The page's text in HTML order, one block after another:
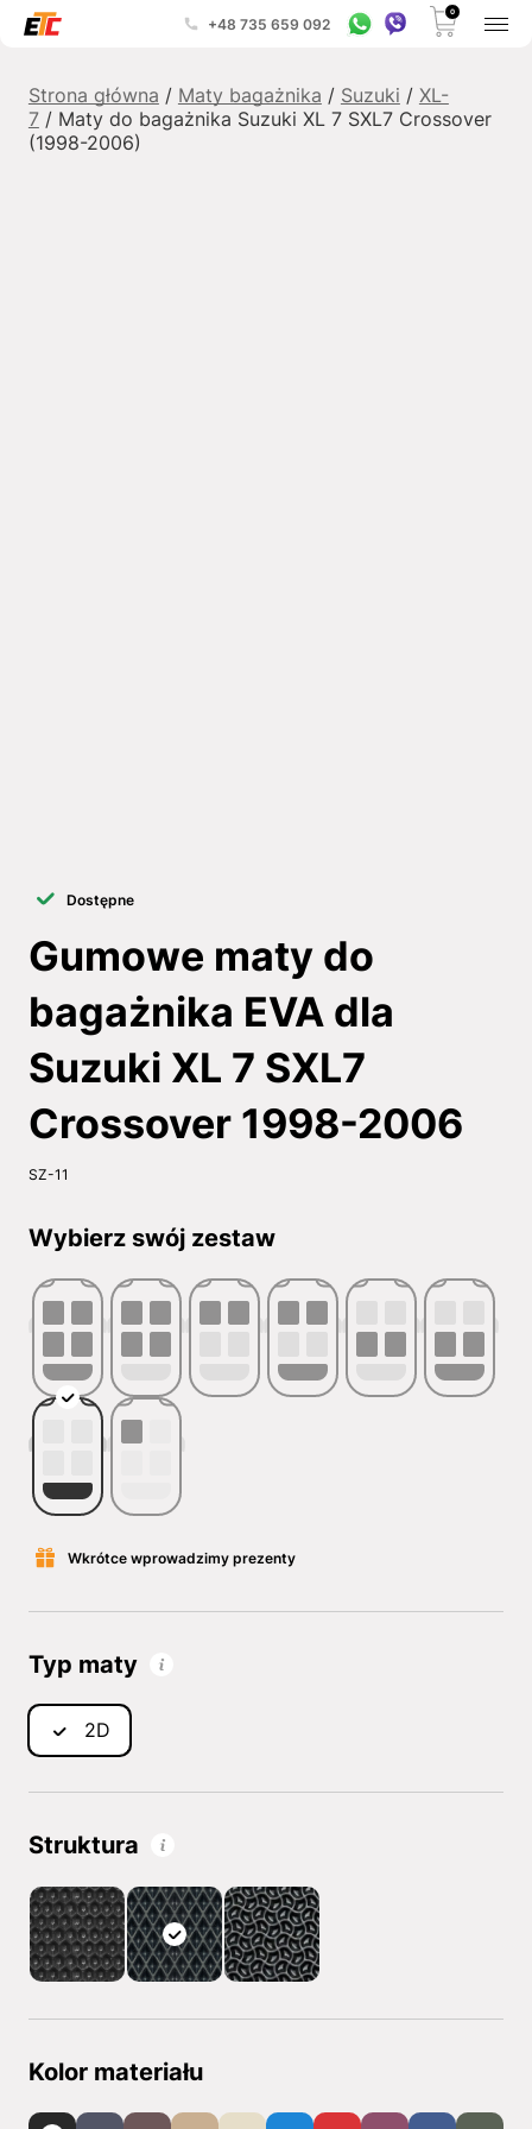
+48 735 659 092
0
Strona główna / Maty bagażnika / Suzuki / XL-
7/ Maty do bagażnika Suzuki XL 7 SXL7 Crossover
(1998-2006)
Dostępne
Gumowe maty do
bagażnika EVA dla
Suzuki XL 7 SXL7
Crossover 1998-2006
SZ-11
Wybierz swój zestaw
Wkrótce wprowadzimy prezenty
Typ maty
2D
Struktura
Kolor materiału